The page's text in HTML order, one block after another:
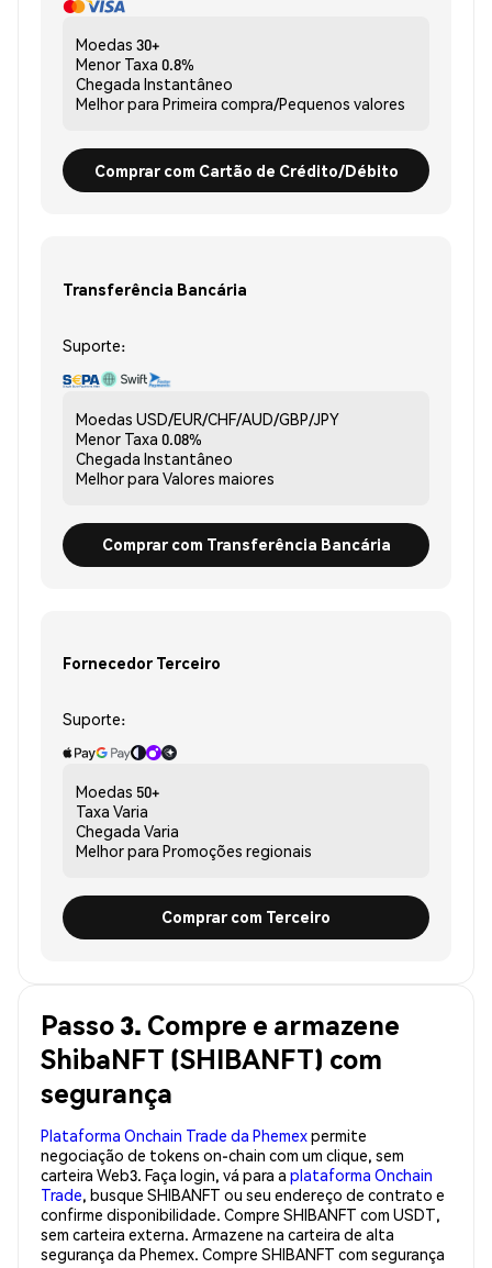
Moedas 30+
Menor Taxa 0.8%
Chegada Instantâneo
Melhor para Primeira compra/Pequenos valores
Comprar com Cartão de Crédito/Débito
Transferência Bancária
Suporte:
Moedas USD/EUR/CHF/AUD/GBP/JPY
Menor Taxa 0.08%
Chegada Instantâneo
Melhor para Valores maiores
Comprar com Transferência Bancária
Fornecedor Terceiro
Suporte:
Moedas 50+
Taxa Varia
Chegada Varia
Melhor para Promoções regionais
Comprar com Terceiro
Passo 3. Compre e armazene
ShibaNFT (SHIBANFT) com
segurança
Plataforma Onchain Trade da Phemexpermite
negociação de tokens on-chain com um clique, sem
carteira Web3. Faça login, vá para a plataforma Onchain
Trade, busque SHIBANFT ou seu endereço de contrato e
confirme disponibilidade. Compre SHIBANFT com USDT,
sem carteira externa. Armazene na carteira de alta
segurança da Phemex. Compre SHIBANFT com segurança